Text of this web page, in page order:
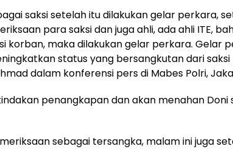
saksi setelah itu dilakukan gelar perkara,
para saksi dan juga ahli, ada ahli ITE,
korban, maka dilakukan gelar perkara. Gelar
status yang bersangkutan dari saksi
dalam konferensi pers di Mabes Polri,
penangkapan dan akan menahan Doni
sebagai tersangka, malam ini juga